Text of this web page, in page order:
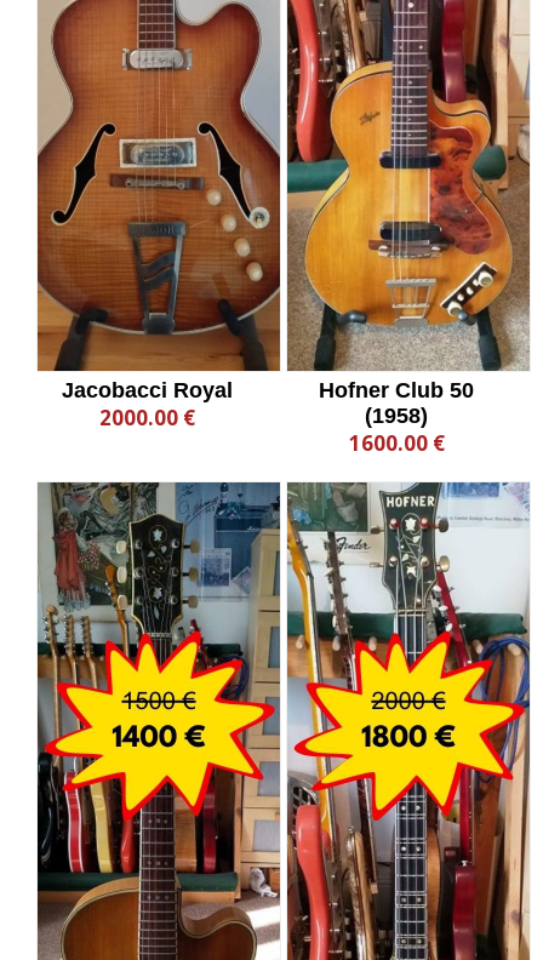
Jacobacci Royal
2000.00 €
Hofner Club 50
(1958)
1600.00 €